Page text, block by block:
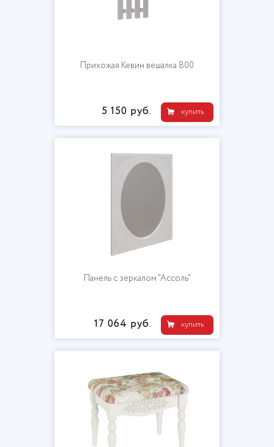
Прихожая Кевин вешалка 800
купить
5 150 руб.
Панель с зеркалом "Ассоль"
купить
17 064 руб.